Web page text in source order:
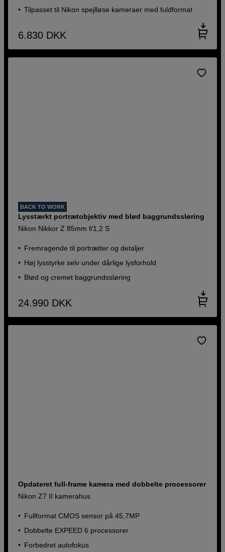
Tilpasset til Nikon spejlløse kameraer med fuldformat
6.830 DKK
BACK TO WORK
Lysstærkt portrætobjektiv med blød baggrundssløring
Nikon Nikkor Z 85mm f/1,2 S
Fremragende til portrætter og detaljer
Høj lysstyrke selv under dårlige lysforhold
Blød og cremet baggrundssløring
24.990 DKK
Opdateret full-frame kamera med dobbelte processorer
Nikon Z7 II kamerahus
Fullformat CMOS sensor på 45,7MP
Dobbelte EXPEED 6 processorer
Forbedret autofokus